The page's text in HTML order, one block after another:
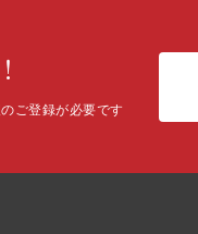
ご登録が必要です